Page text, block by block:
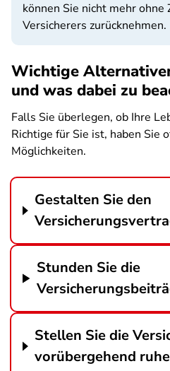
können Sie nicht mehr ohne
Versicherers zurücknehmen.
Wichtige
und was dabei zu
Falls Sie überlegen, ob Ihre
Richtige für Sie ist, haben Sie
Möglichkeiten.
Gestalten Sie den
Stunden Sie die
Stellen Sie die
vorübergehend